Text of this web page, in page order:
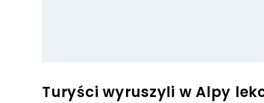
Turyści wyruszyli w Alpy